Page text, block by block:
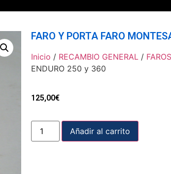
FARO Y PORTA FARO
Inicio / RECAMBIO GENERAL / FAROS
ENDURO 250 y 360
125,00€
Añadir al carrito